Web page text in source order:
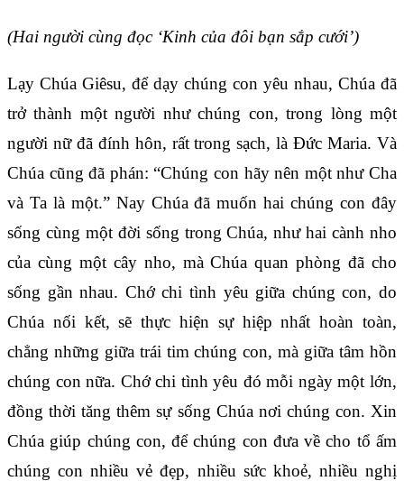
(Hai người cùng đọc ‘Kinh của đôi bạn sắp cưới’)
Lạy Chúa Giêsu, để dạy chúng con yêu nhau, Chúa đã
trở thành một người như chúng con, trong lòng một
người nữ đã đính hôn, rất trong sạch, là Đức Maria. Và
Chúa cũng đã phán: “Chúng con hãy nên một như Cha
và Ta là một.” Nay Chúa đã muốn hai chúng con đây
sống cùng một đời sống trong Chúa, như hai cành nho
của cùng một cây nho, mà Chúa quan phòng đã cho
sống gần nhau. Chớ chi tình yêu giữa chúng con, do
Chúa nối kết, sẽ thực hiện sự hiệp nhất hoàn toàn,
chẳng những giữa trái tim chúng con, mà giữa tâm hồn
chúng con nữa. Chớ chi tình yêu đó mỗi ngày một lớn,
đồng thời tăng thêm sự sống Chúa nơi chúng con. Xin
Chúa giúp chúng con, để chúng con đưa về cho tổ ấm
chúng con nhiều vẻ đẹp, nhiều sức khoẻ, nhiều nghị